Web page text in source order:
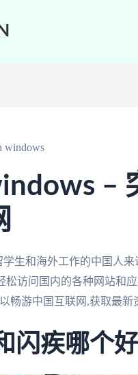
windows
–
生和海外工作的中国人
松访问国内的各种网站和
畅游中国互联网,获取最新
闪疾哪个